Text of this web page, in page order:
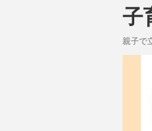
子
親子で